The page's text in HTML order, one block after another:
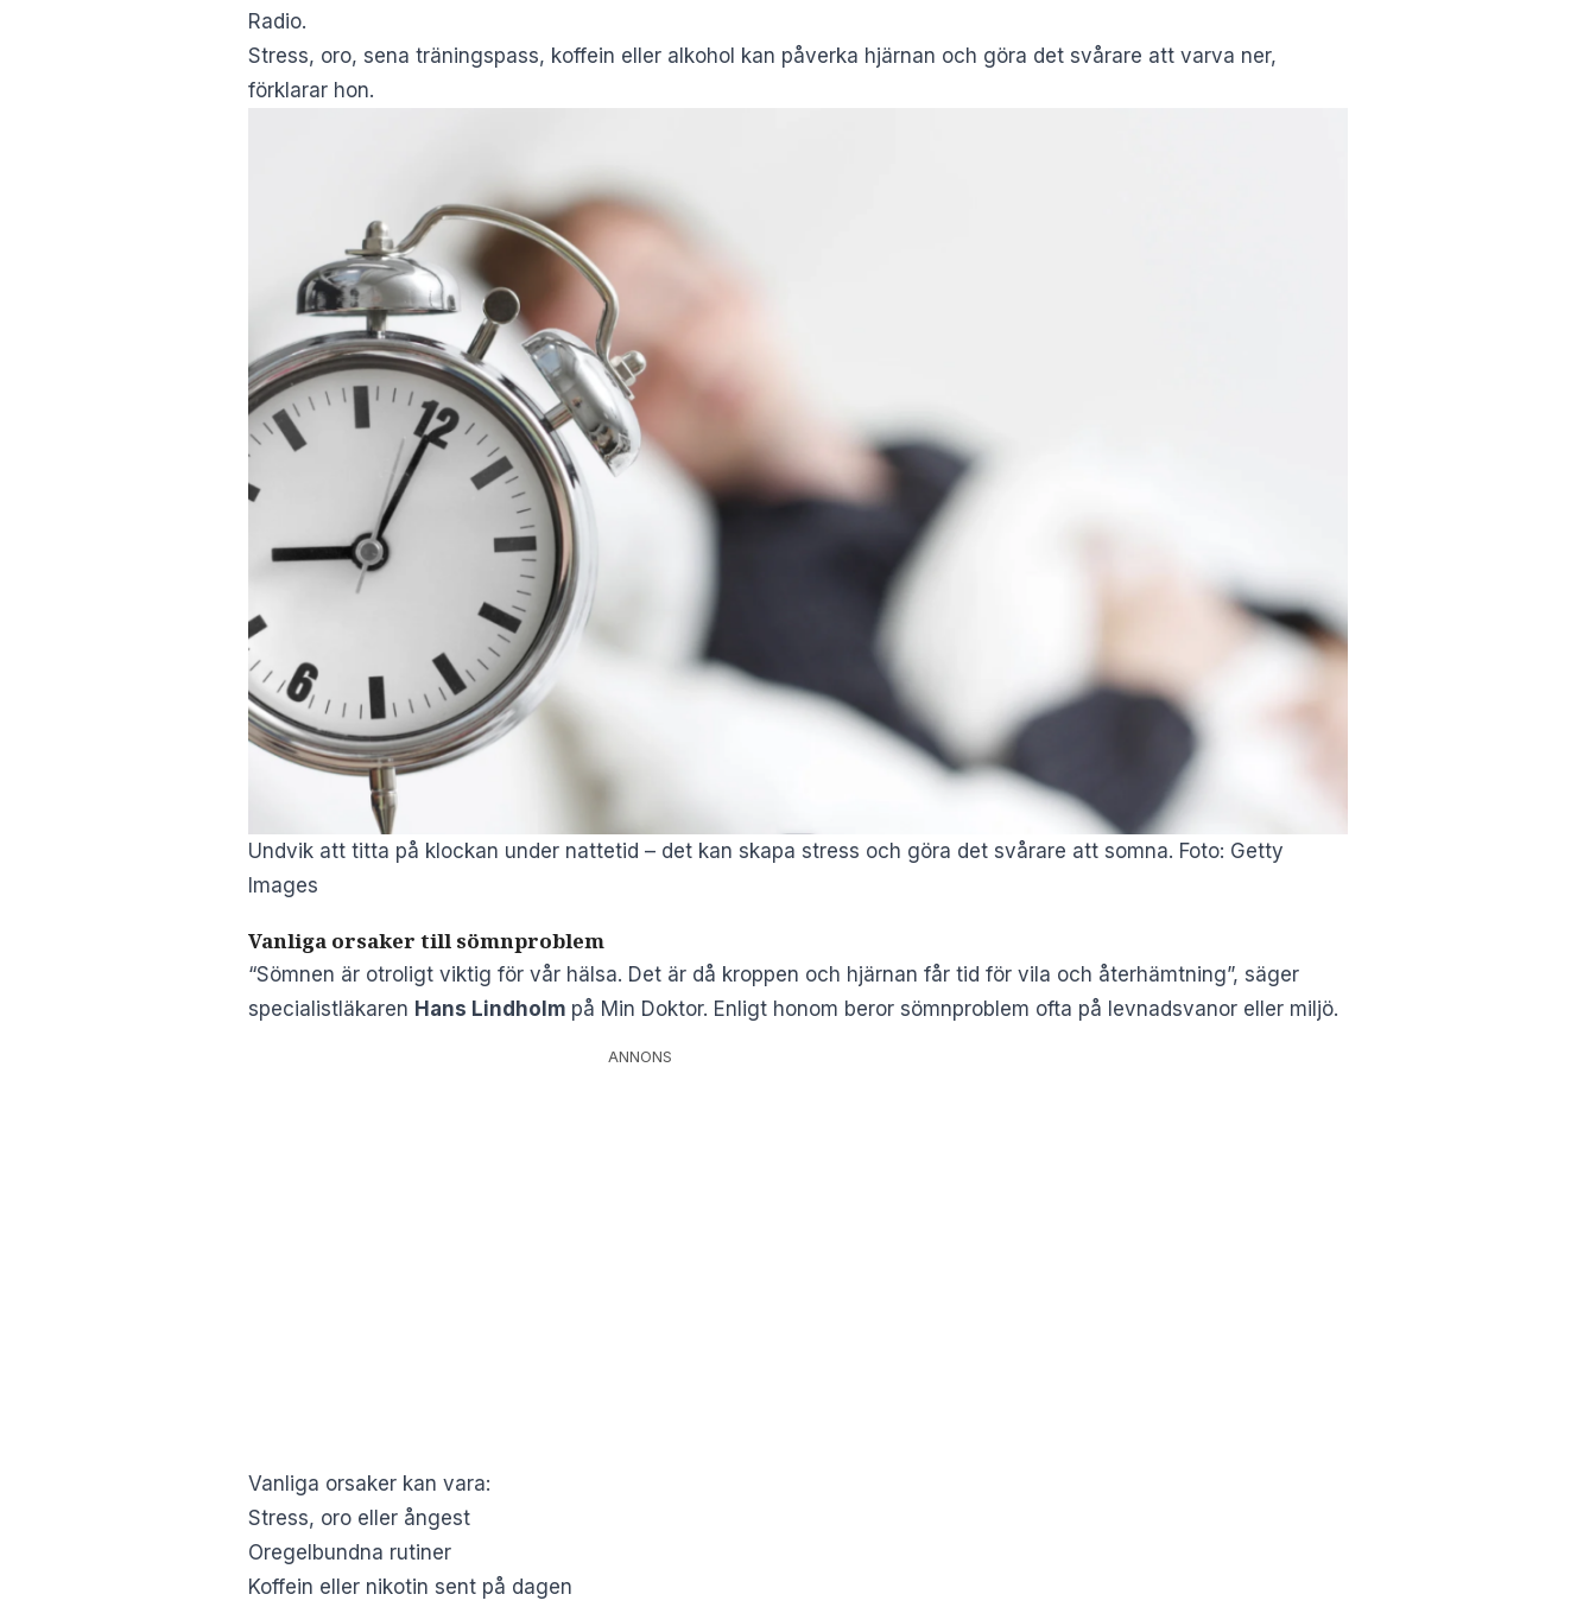
Radio.
Stress, oro, sena träningspass, koffein eller alkohol kan påverka hjärnan och göra det svårare att varva ner,
förklarar hon.
Undvik att titta på klockan under nattetid – det kan skapa stress och göra det svårare att somna. Foto: Getty
Images
Vanliga orsaker till sömnproblem
“Sömnen är otroligt viktig för vår hälsa. Det är då kroppen och hjärnan får tid för vila och återhämtning”, säger
specialistläkaren Hans Lindholm på Min Doktor. Enligt honom beror sömnproblem ofta på levnadsvanor eller miljö.
ANNONS
Vanliga orsaker kan vara:
Stress, oro eller ångest
Oregelbundna rutiner
Koffein eller nikotin sent på dagen